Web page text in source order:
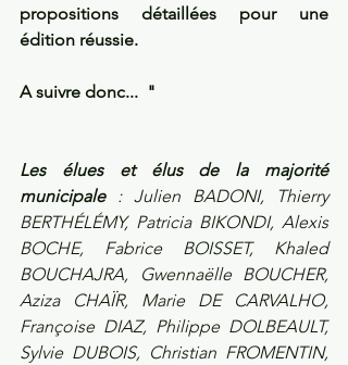
propositions détaillées pour une
édition réussie.
A suivre donc...  "
Les élues et élus de la majorité
municipale : Julien BADONI, Thierry
BERTHÉLÉMY, Patricia BIKONDI, Alexis
BOCHE, Fabrice BOISSET, Khaled
BOUCHAJRA, Gwennaëlle BOUCHER,
Aziza CHAÏR, Marie DE CARVALHO,
Françoise DIAZ, Philippe DOLBEAULT,
Sylvie DUBOIS, Christian FROMENTIN,